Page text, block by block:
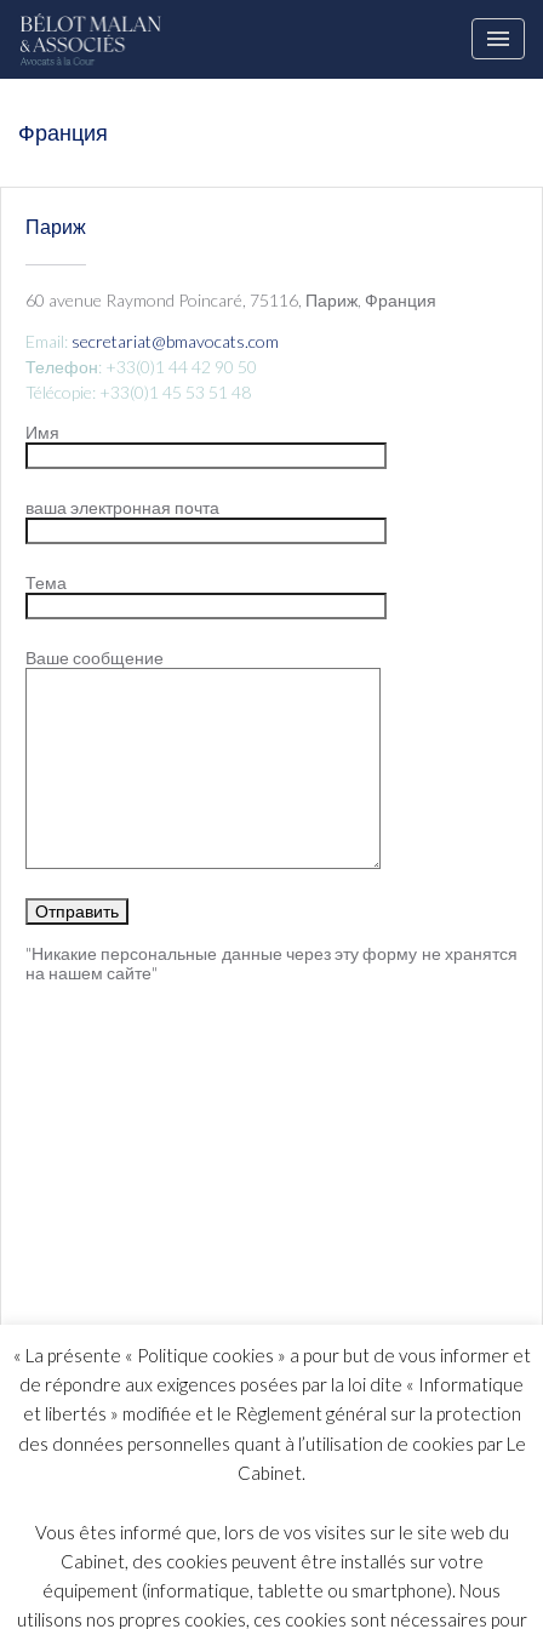
Франция
Париж
60 avenue Raymond Poincaré, 75116, Париж, Франция
Email: secretariat@bmavocats.com
Телефон: +33(0)1 44 42 90 50
Télécopie: +33(0)1 45 53 51 48
Имя
ваша электронная почта
Тема
Ваше сообщение
"Никакие персональные данные через эту форму не хранятся
на нашем сайте"
« La présente « Politique cookies » a pour but de vous informer et
de répondre aux exigences posées par la loi dite « Informatique
et libertés » modifiée et le Règlement général sur la protection
des données personnelles quant à l’utilisation de cookies par Le
Cabinet.
Vous êtes informé que, lors de vos visites sur le site web du
Cabinet, des cookies peuvent être installés sur votre
équipement (informatique, tablette ou smartphone). Nous
utilisons nos propres cookies, ces cookies sont nécessaires pour